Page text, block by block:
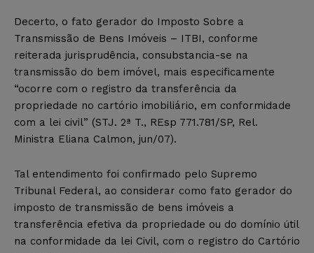
Decerto, o fato gerador do Imposto Sobre a
Transmissão de Bens Imóveis – ITBI, conforme
reiterada jurisprudência, consubstancia-se na
transmissão do bem imóvel, mais especificamente
“ocorre com o registro da transferência da
propriedade no cartório imobiliário, em conformidade
com a lei civil” (STJ. 2ª T., REsp 771.781/SP, Rel.
Ministra Eliana Calmon, jun/07).
Tal entendimento foi confirmado pelo Supremo
Tribunal Federal, ao considerar como fato gerador do
imposto de transmissão de bens imóveis a
transferência efetiva da propriedade ou do domínio útil
na conformidade da lei Civil, com o registro do Cartório